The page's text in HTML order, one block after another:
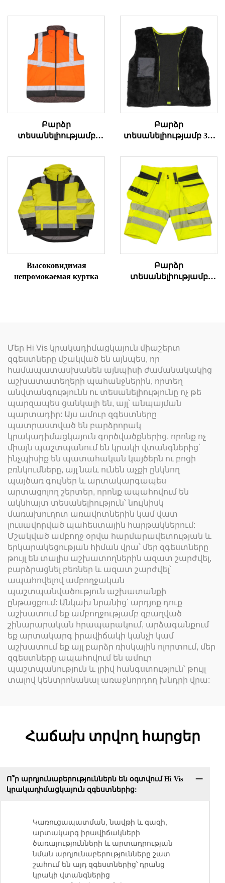
Բարձր
տեսանելիությամբ
մարմնապարագոտի
Բարձր
տեսանելիությամբ 3-1
Высоковидимая
непромокаемая куртка
Բարձր
տեսանելիությամբ
Մեր Hi Vis կրակադիմացկայուն միաշերտ
զգեստները մշակված են այնպես, որ
համապատասխանեն այնպիսի ժամանակակից
աշխատատեղերի պահանջներին, որտեղ
անվտանգությունն ու տեսանելիությունը ոչ թե
պարզապես ցանկալի են, այլ՝ անպայման
պարտադիր: Այս ամուր զգեստները
պատրաստված են բարձրորակ
կրակադիմացկայուն գործվածքներից, որոնք ոչ
միայն պաշտպանում են կրակի վտանգներից՝
ինչպիսիք են պատահական կայծերն ու բոցի
բռնկումները, այլ նաև ունեն աչքի ընկնող
պայծառ գույներ և արտակարգապես
արտացոլող շերտեր, որոնք ապահովում են
ակնհայտ տեսանելիություն՝ նույնիսկ
մառախուղոտ առավոտներին կամ վատ
լուսավորված պահեստային հարթակներում:
Մշակված ամբողջ օրվա հարմարավետության և
երկարակեցության հիման վրա՝ մեր զգեստները
թույլ են տալիս աշխատողներին ազատ շարժվել,
բարձրացնել բեռներ և ազատ շարժվել՝
ապահովելով ամբողջական
պաշտպանվածություն աշխատանքի
ընթացքում: Անկախ նրանից՝ արդյոք դուք
աշխատում եք ամբողջությամբ զբաղված
շինարարական հրապարակում, արձագանքում
եք արտակարգ իրավիճակի կանչի կամ
աշխատում եք այլ բարձր ռիսկային ոլորտում, մեր
զգեստները ապահովում են ամուր
պաշտպանություն և լրիվ հանգստություն՝ թույլ
տալով կենտրոնանալ առաջնորդող խնդրի վրա:
Հաճախ տրվող հարցեր
Ո՞ր արդյունաբերություններն են օգտվում Hi Vis
կրակադիմացկայուն զգեստներից:
Կառուցապատման, նավթի և գազի,
արտակարգ իրավիճակների
ծառայությունների և արտադրության
նման արդյունաբերությունները շատ
շահում են այդ զգեստներից՝ դրանց
կրակի վտանգներից